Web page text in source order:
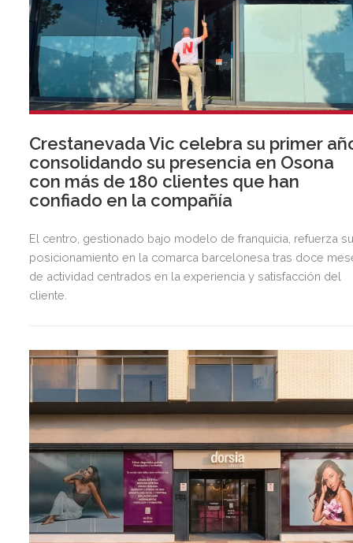
Crestanevada Vic celebra su primer
consolidando su presencia en Osona
con más de 180 clientes que han
confiado en la compañía
El centro, gestionado bajo modelo de franquicia, refuerza
posicionamiento en la comarca barcelonesa tras doce
de actividad centrados en la experiencia y satisfacción del
cliente.